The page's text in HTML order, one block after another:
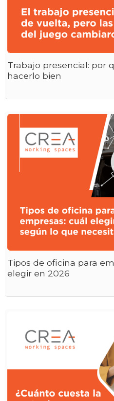
Trabajo presencial: por
hacerlo bien
Tipos de oficina para
elegir en 2026